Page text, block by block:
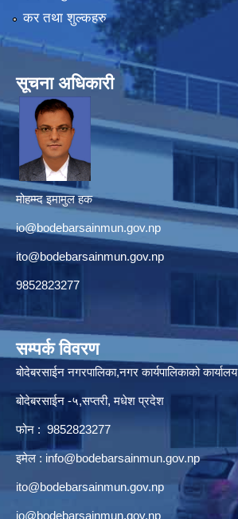
कर तथा शुल्कहरु
सूचना अधिकारी
मोहम्म्द इमामुल हक
io@bodebarsainmun.gov.np
ito@bodebarsainmun.gov.np
9852823277
सम्पर्क विवरण
बोदेबरसाईन नगरपालिका,नगर कार्यपालिकाको कार्यालय
बोदेबरसाईन -५,सप्तरी, मधेश प्रदेश
फोन : 9852823277
इमेल : info@bodebarsainmun.gov.np
ito@bodebarsainmun.gov.np
io@bodebarsainmun.gov.np